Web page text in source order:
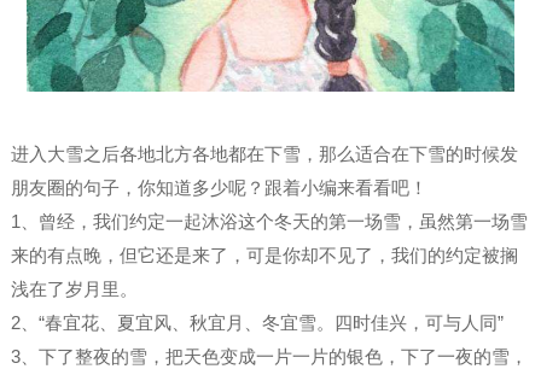
进入大雪之后各地北方各地都在下雪，那么适合在下雪的时候发
朋友圈的句子，你知道多少呢？跟着小编来看看吧！
1、曾经，我们约定一起沐浴这个冬天的第一场雪，虽然第一场雪
来的有点晚，但它还是来了，可是你却不见了，我们的约定被搁
浅在了岁月里。
2、“春宜花、夏宜风、秋宜月、冬宜雪。四时佳兴，可与人同”
3、下了整夜的雪，把天色变成一片一片的银色，下了一夜的雪，